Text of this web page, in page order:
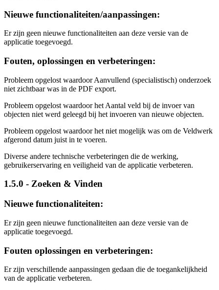
Nieuwe functionaliteiten/aanpassingen:
Er zijn geen nieuwe functionaliteiten aan deze versie van de
applicatie toegevoegd.
Fouten, oplossingen en verbeteringen:
Probleem opgelost waardoor Aanvullend (specialistisch) onderzoek
niet zichtbaar was in de PDF export.
Probleem opgelost waardoor het Aantal veld bij de invoer van
objecten niet werd geleegd bij het invoeren van nieuwe objecten.
Probleem opgelost waardoor het niet mogelijk was om de Veldwerk
afgerond datum juist in te voeren.
Diverse andere technische verbeteringen die de werking,
gebruikerservaring en veiligheid van de applicatie verbeteren.
1.5.0 - Zoeken & Vinden
Nieuwe functionaliteiten:
Er zijn geen nieuwe functionaliteiten aan deze versie van de
applicatie toegevoegd.
Fouten oplossingen en verbeteringen:
Er zijn verschillende aanpassingen gedaan die de toegankelijkheid
van de applicatie verbeteren.